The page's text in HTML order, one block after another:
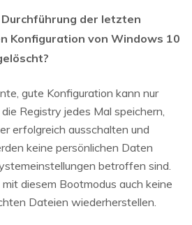
der letzten
Konfiguration von Windows 10
gute Konfiguration kann nur
Registry jedes Mal speichern,
erfolgreich ausschalten und
keine persönlichen Daten
betroffen sind.
diesem Bootmodus auch keine
Dateien wiederherstellen.